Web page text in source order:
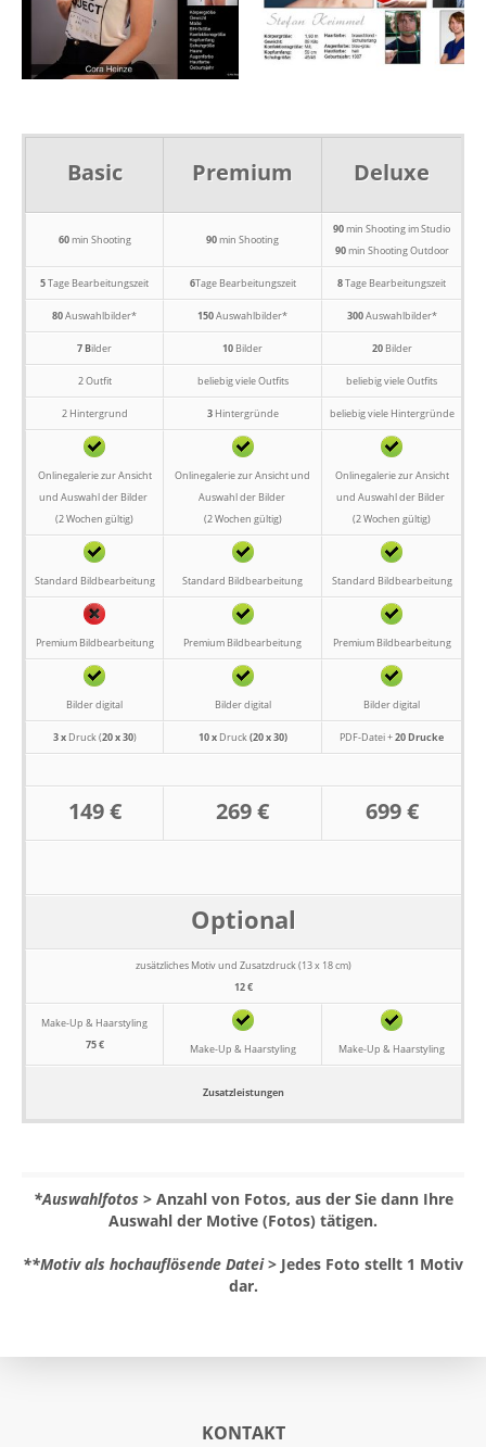
Basic Premium Deluxe
60min Shooting 90min Shooting
90min Shooting im Studio
90min Shooting Outdoor
5Tage Bearbeitungszeit 6Tage Bearbeitungszeit 8Tage Bearbeitungszeit
80Auswahlbilder* 150Auswahlbilder* 300Auswahlbilder*
7 Bilder 10 Bilder 20 Bilder
2 Outfit beliebig viele Outfits beliebig viele Outfits
2 Hintergrund 3 Hintergründe beliebig viele Hintergründe
Onlinegalerie zur Ansicht
und Auswahl der Bilder
(2 Wochen gültig)
Onlinegalerie zur Ansicht und
Auswahl der Bilder
(2 Wochen gültig)
Onlinegalerie zur Ansicht
und Auswahl der Bilder
(2 Wochen gültig)
Standard Bildbearbeitung Standard Bildbearbeitung Standard Bildbearbeitung
Premium Bildbearbeitung Premium Bildbearbeitung Premium Bildbearbeitung
Bilder digital Bilder digital Bilder digital
3 xDruck (20 x 30) 10 xDruck(20 x 30) PDF-Datei +20 Drucke
149 € 269 € 699 €
Optional
zusätzliches Motiv und Zusatzdruck (13 x 18 cm)
12 €
Make-Up & Haarstyling
75 €
Make-Up & Haarstyling Make-Up & Haarstyling
Zusatzleistungen
*Auswahlfotos > Anzahl von Fotos, aus der Sie dann Ihre
Auswahl der Motive (Fotos) tätigen.
**Motiv als hochauflösende Datei> Jedes Foto stellt 1 Motiv
dar.
KONTAKT